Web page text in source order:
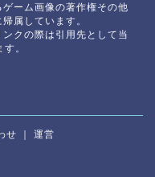
ーム画像の著作権その他
属しています。
クの際は引用先として当
。
せ ｜ 運営